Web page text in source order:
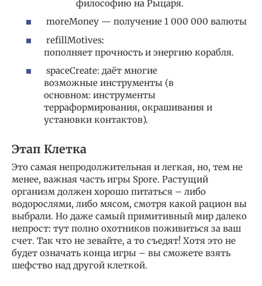
философию на Рыцаря.
moreMoney — получение 1 000 000 валюты
refillMotives:
пополняет прочность и энергию корабля.
spaceCreate: даёт многие
возможные инструменты (в
основном: инструменты
терраформирования, окрашивания и
установки контактов).
Этап Клетка
Это самая непродолжительная и легкая, но, тем не
менее, важная часть игры Spore. Растущий
организм должен хорошо питаться – либо
водорослями, либо мясом, смотря какой рацион вы
выбрали. Но даже самый примитивный мир далеко
непрост: тут полно охотников поживиться за ваш
счет. Так что не зевайте, а то съедят! Хотя это не
будет означать конца игры – вы сможете взять
шефство над другой клеткой.